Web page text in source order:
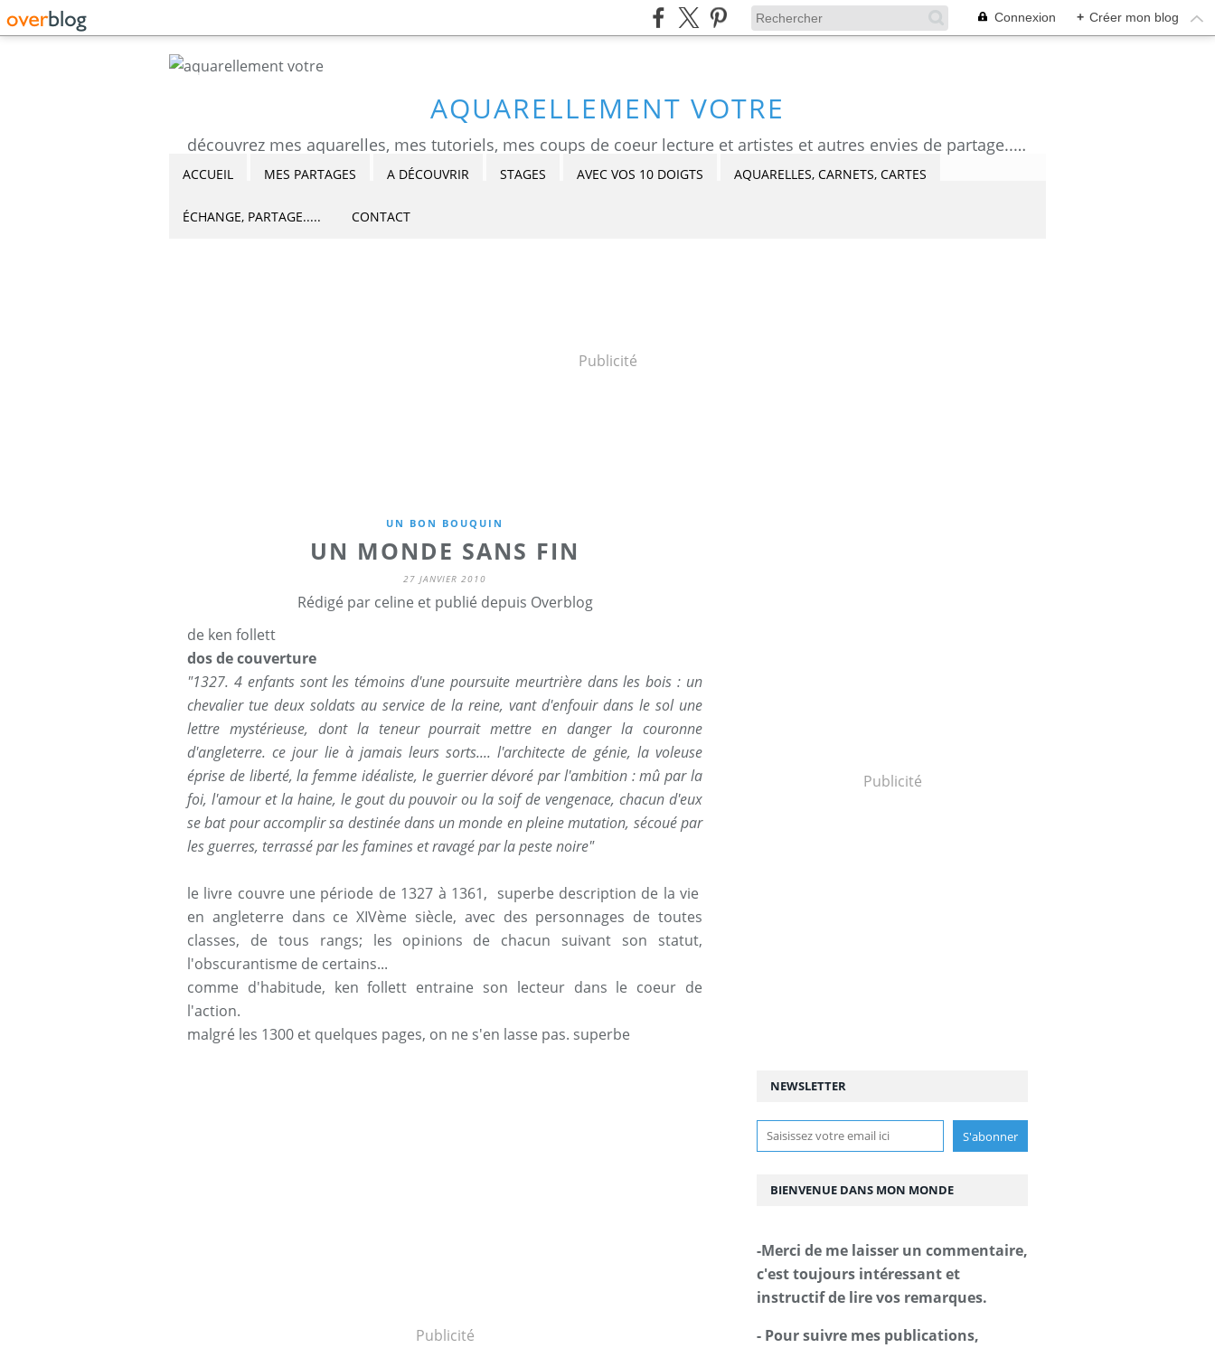
Connexion + Créer mon blog
AQUARELLEMENT VOTRE
découvrez mes aquarelles, mes tutoriels, mes coups de coeur lecture et artistes et autres envies de partage....Céline Castaingt-T.
ACCUEIL MES PARTAGES A DÉCOUVRIR STAGES AVEC VOS 10 DOIGTS AQUARELLES, CARNETS, CARTES
ÉCHANGE, PARTAGE..... CONTACT
Publicité
UN BON BOUQUIN
UN MONDE SANS FIN
27 JANVIER 2010
Rédigé par celine et publié depuis Overblog
de ken follett
dos de couverture
"1327. 4 enfants sont les témoins d'une poursuite meurtrière dans les bois : un
chevalier tue deux soldats au service de la reine, vant d'enfouir dans le sol une
lettre mystérieuse, dont la teneur pourrait mettre en danger la couronne
d'angleterre. ce jour lie à jamais leurs sorts.... l'architecte de génie, la voleuse
éprise de liberté, la femme idéaliste, le guerrier dévoré par l'ambition : mû par la
foi, l'amour et la haine, le gout du pouvoir ou la soif de vengenace, chacun d'eux
se bat pour accomplir sa destinée dans un monde en pleine mutation, sécoué par
les guerres, terrassé par les famines et ravagé par la peste noire"
le livre couvre une période de 1327 à 1361, superbe description de la vie
en angleterre dans ce XIVème siècle, avec des personnages de toutes
classes, de tous rangs; les opinions de chacun suivant son statut,
l'obscurantisme de certains...
comme d'habitude, ken follett entraine son lecteur dans le coeur de
l'action.
malgré les 1300 et quelques pages, on ne s'en lasse pas. superbe
Publicité
Publicité
NEWSLETTER
BIENVENUE DANS MON MONDE
-Merci de me laisser un commentaire,
c'est toujours intéressant et
instructif de lire vos remarques.
- Pour suivre mes publications,